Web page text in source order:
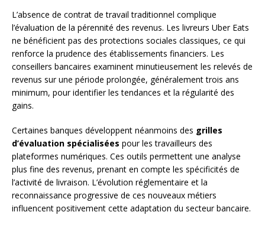
L’absence de contrat de travail traditionnel complique
l’évaluation de la pérennité des revenus. Les livreurs Uber Eats
ne bénéficient pas des protections sociales classiques, ce qui
renforce la prudence des établissements financiers. Les
conseillers bancaires examinent minutieusement les relevés de
revenus sur une période prolongée, généralement trois ans
minimum, pour identifier les tendances et la régularité des
gains.
Certaines banques développent néanmoins des grilles
d’évaluation spécialisées pour les travailleurs des
plateformes numériques. Ces outils permettent une analyse
plus fine des revenus, prenant en compte les spécificités de
l’activité de livraison. L’évolution réglementaire et la
reconnaissance progressive de ces nouveaux métiers
influencent positivement cette adaptation du secteur bancaire.